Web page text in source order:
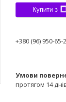
Купити з
+380 (96) 950-65-
протягом 14